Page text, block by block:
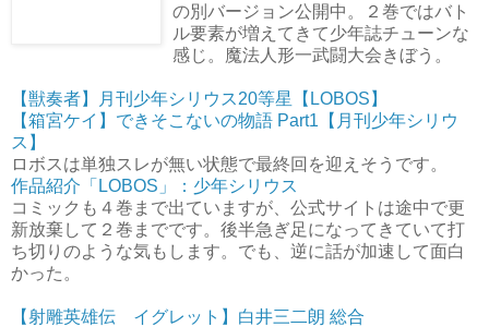
の別バージョン公開中。２巻ではバト
ル要素が増えてきて少年誌チューンな
感じ。魔法人形一武闘大会きぼう。
【獣奏者】月刊少年シリウス20等星【LOBOS】
【箱宮ケイ】できそこないの物語 Part1【月刊少年シリウ
ス】
ロボスは単独スレが無い状態で最終回を迎えそうです。
作品紹介「LOBOS」：少年シリウス
コミックも４巻まで出ていますが、公式サイトは途中で更
新放棄して２巻までです。後半急ぎ足になってきていて打
ち切りのような気もします。でも、逆に話が加速して面白
かった。
【射雕英雄伝 イグレット】白井三二朗 総合